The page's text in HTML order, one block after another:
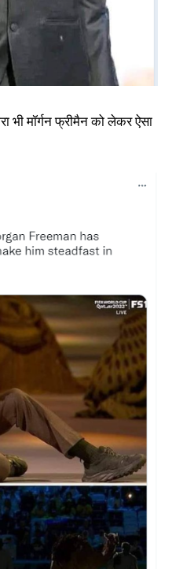
भी मॉर्गन फ्रीमैन को लेकर ऐसा